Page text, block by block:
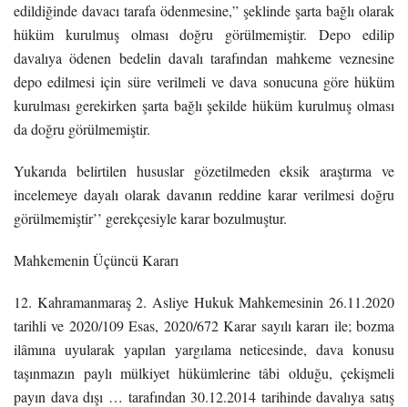
edildiğinde davacı tarafa ödenmesine,” şeklinde şarta bağlı olarak
hüküm kurulmuş olması doğru görülmemiştir. Depo edilip
davalıya ödenen bedelin davalı tarafından mahkeme veznesine
depo edilmesi için süre verilmeli ve dava sonucuna göre hüküm
kurulması gerekirken şarta bağlı şekilde hüküm kurulmuş olması
da doğru görülmemiştir.
Yukarıda belirtilen hususlar gözetilmeden eksik araştırma ve
incelemeye dayalı olarak davanın reddine karar verilmesi doğru
görülmemiştir’’ gerekçesiyle karar bozulmuştur.
Mahkemenin Üçüncü Kararı
12. Kahramanmaraş 2. Asliye Hukuk Mahkemesinin 26.11.2020
tarihli ve 2020/109 Esas, 2020/672 Karar sayılı kararı ile; bozma
ilâmına uyularak yapılan yargılama neticesinde, dava konusu
taşınmazın paylı mülkiyet hükümlerine tâbi olduğu, çekişmeli
payın dava dışı … tarafından 30.12.2014 tarihinde davalıya satış